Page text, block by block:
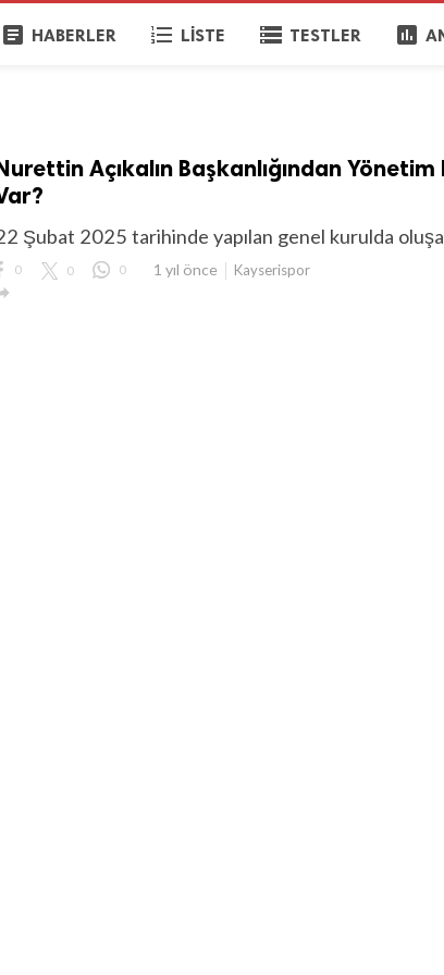
article HABERLER format_list_numbered LISTE storage TESTLER poll
Açıkalın Başkanlığından
Şubat 2025 tarihinde yapılan genel kurulda
0 0 0 1 yıl önce Kayserispor